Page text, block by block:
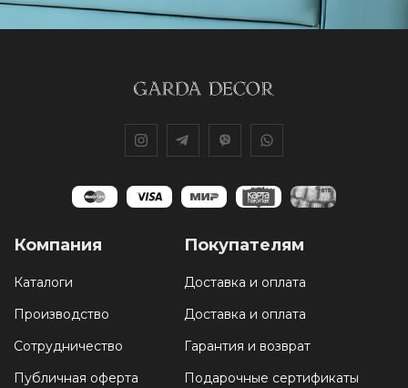
Компания
Каталоги
Производство
Сотрудничество
Публичная оферта
Покупателям
Доставка и оплата
Доставка и оплата
Гарантия и возврат
Подарочные сертификаты